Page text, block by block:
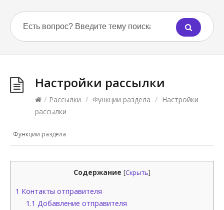
Настройки рассылки
/ Рассылки / Функции раздела / Настройки
рассылки
Функции раздела
Содержание [Скрыть]
1 Контакты отправителя
1.1 Добавление отправителя